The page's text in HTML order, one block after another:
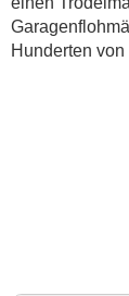
Hunderten von